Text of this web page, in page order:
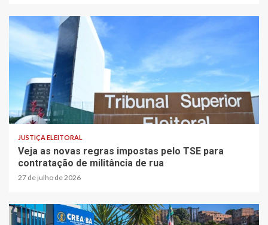
2 min read
JUSTIÇA ELEITORAL
Veja as novas regras impostas pelo TSE para
contratação de militância de rua
27 de julho de 2026